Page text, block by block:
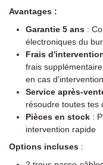
Avantages :
Garantie 5 ans :
électroniques du
Frais
frais
en cas d'intervention.
Service après-
résoudre toutes tes
Pièces en stock :
intervention rapide
Options incluses :